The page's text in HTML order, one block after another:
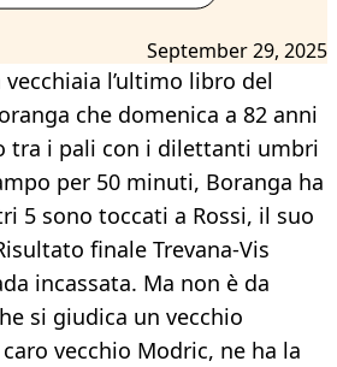
September 29, 2025
l’ultimo libro del
che domenica a 82 anni
tra i pali con i dilettanti umbri
per 50 minuti, Boranga ha
5 sono toccati a Rossi, il suo
finale Trevana-Vis
incassata. Ma non è da
si giudica un vecchio
vecchio Modric, ne ha la